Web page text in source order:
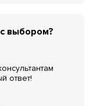
выбором?
ответ!